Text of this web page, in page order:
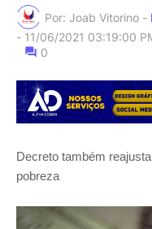
Por: Joab Vitorino -
- 11/06/2021 03:19:00
0
Decreto também
pobreza